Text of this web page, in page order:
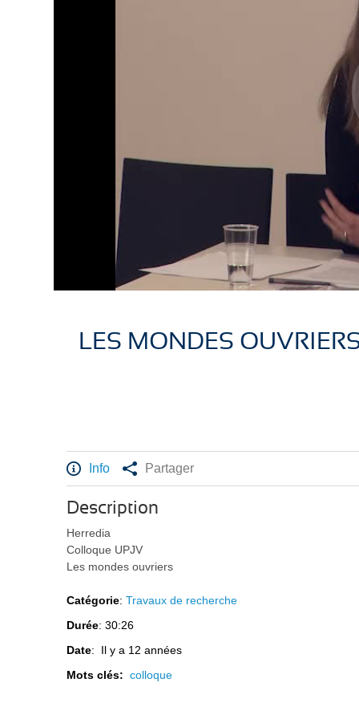
LES MONDES
Info Partager
Description
Herredia
Colloque UPJV
Les mondes ouvriers
Catégorie:Travaux de recherche
Durée: 30:26
Date: Il y a 12 années
Mots clés:colloque